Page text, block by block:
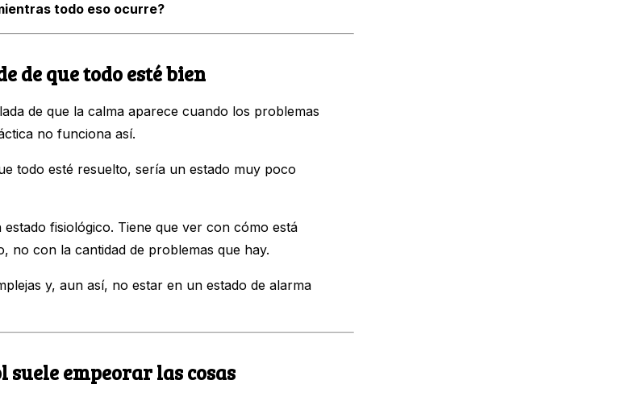
todo eso ocurre?
de que todo esté bien
de que la calma aparece cuando los problemas
no funciona así.
todo esté resuelto, sería un estado muy poco
estado fisiológico. Tiene que ver con cómo está
no con la cantidad de problemas que hay.
y, aun así, no estar en un estado de alarma
suele empeorar las cosas